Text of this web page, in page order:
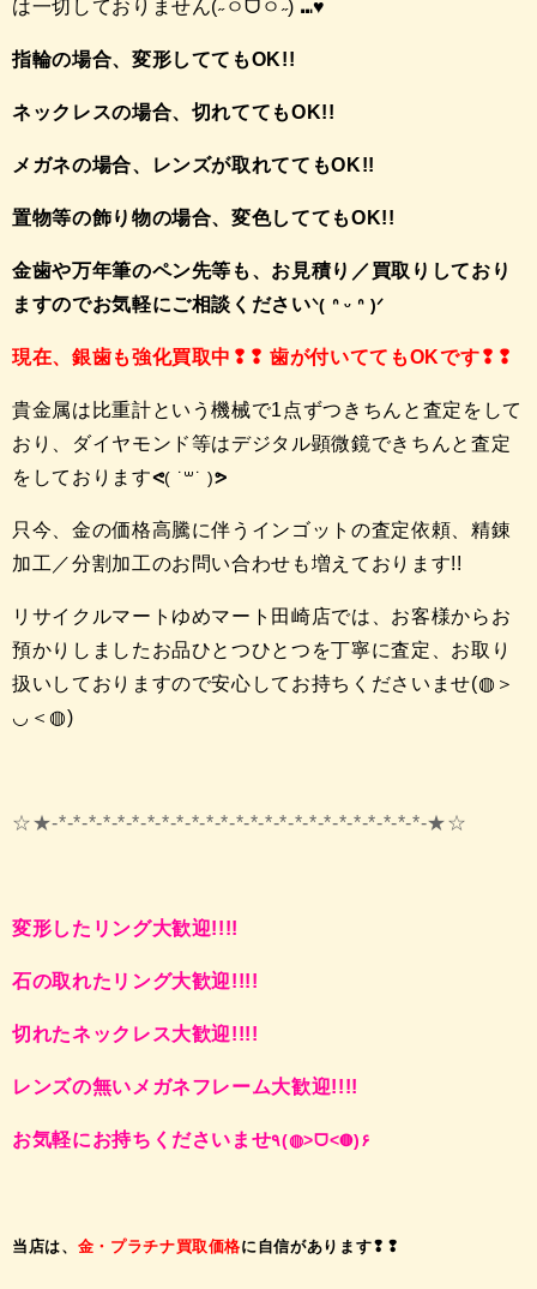
は一切しておりません(˶ㅇᗜㅇ˶) ⑉♥
指輪の場合、変形しててもOK!!
ネックレスの場合、切れててもOK!!
メガネの場合、レンズが取れててもOK!!
置物等の飾り物の場合、変色しててもOK!!
金歯や万年筆のペン先等も、お見積り／買取りしており
ますのでお気軽にご相談くださいᐠ( ᐢ ᵕ ᐢ )ᐟ
現在、銀歯も強化買取中❢❢ 歯が付いててもOKです❢❢
貴金属は比重計という機械で1点ずつきちんと査定をして
おり、ダイヤモンド等はデジタル顕微鏡できちんと査定
をしておりますᕙ( ˙꒳​˙ )ᕗ
只今、金の価格高騰に伴うインゴットの査定依頼、精錬
加工／分割加工のお問い合わせも増えております!!
リサイクルマートゆめマート田崎店では、お客様からお
預かりしましたお品ひとつひとつを丁寧に査定、お取り
扱いしておりますので安心してお持ちくださいませ(◍＞
◡＜◍)
☆★-*-*-*-*-*-*-*-*-*-*-*-*-*-*-*-*-*-*-*-*-*-*-*-*-*-★☆
変形したリング大歓迎!!!!
石の取れたリング大歓迎!!!!
切れたネックレス大歓迎!!!!
レンズの無いメガネフレーム大歓迎!!!!
お気軽にお持ちくださいませ٩(◍˃ᗜ˂◍)۶
当店は、 金・プラチナ買取価格に自信があります❢❢